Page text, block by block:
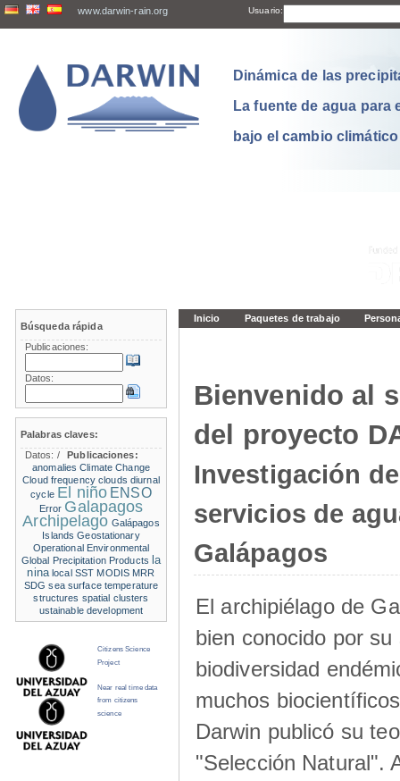
www.darwin-rain.org Usuario:
Dinámica de las
La fuente de agua para
bajo el cambio climático
Inicio Paquetes de trabajo
Bienvenido al
del proyecto
Investigación
servicios de
Galápagos
El archipiélago de
bien conocido por
biodiversidad
muchos
Darwin publicó su
"Selección Natural".
Búsqueda rápida
Publicaciones:
Datos:
Palabras claves:
Datos: /
Publicaciones:
anomalies Climate Change
Cloud frequency clouds diurnal
cycle El niño ENSO
Error Galapagos
Archipelago Galápagos
Islands Geostationary
Operational Environmental
Global Precipitation Products la
nina local SST MODIS MRR
SDG sea surface temperature
structures spatial clusters
ustainable development
Citizens Science
Project
Near real time data
from citizens
science